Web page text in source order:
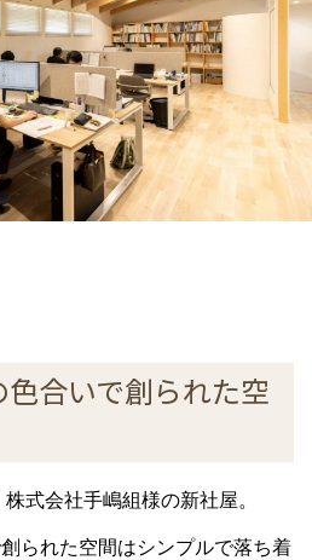
合いで創られた空
式会社手嶋組様の新社屋。
られた空間はシンプルで落ち着